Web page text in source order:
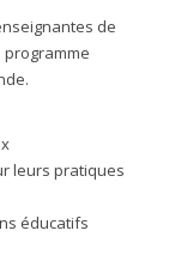
de
programme
leurs pratiques
éducatifs